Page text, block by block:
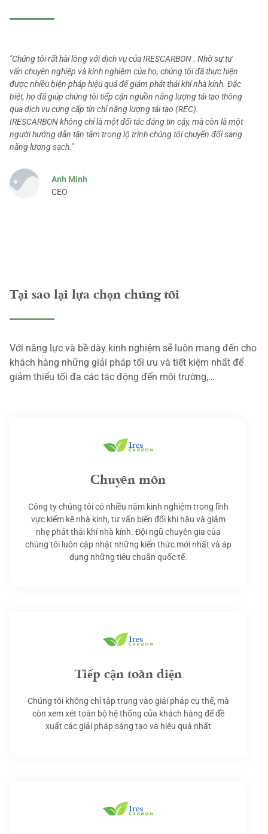
"Chúng tôi rất hài lòng với dịch vụ của IRESCARBON . Nhờ sự tư
vấn chuyên nghiệp và kinh nghiệm của họ, chúng tôi đã thực hiện
được nhiều biện pháp hiệu quả để giảm phát thải khí nhà kính. Đặc
biệt, họ đã giúp chúng tôi tiếp cận nguồn năng lượng tái tạo thông
qua dịch vụ cung cấp tín chỉ năng lượng tái tạo (REC).
IRESCARBON không chỉ là một đối tác đáng tin cậy, mà còn là một
người hướng dẫn tận tâm trong lộ trình chúng tôi chuyển đổi sang
năng lượng sạch."
Anh Minh
CEO
Tại sao lại lựa chọn chúng tôi
Với năng lực và bề dày kinh nghiệm sẽ luôn mang đến cho
khách hàng những giải pháp tối ưu và tiết kiệm nhất để
giảm thiểu tối đa các tác động đến môi trường,…
Chuyên môn
Công ty chúng tôi có nhiều năm kinh nghiệm trong lĩnh
vực kiểm kê nhà kính, tư vấn biến đổi khí hậu và giảm
nhẹ phát thải khí nhà kính. Đội ngũ chuyên gia của
chúng tôi luôn cập nhật những kiến thức mới nhất và áp
dụng những tiêu chuẩn quốc tế.
Tiếp cận toàn diện
Chúng tôi không chỉ tập trung vào giải pháp cụ thể, mà
còn xem xét toàn bộ hệ thống của khách hàng để đề
xuất các giải pháp sáng tạo và hiệu quả nhất